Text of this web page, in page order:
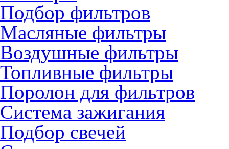
Подбор фильтров
Масляные фильтры
Воздушные фильтры
Топливные фильтры
Поролон для фильтров
Система зажигания
Подбор свечей